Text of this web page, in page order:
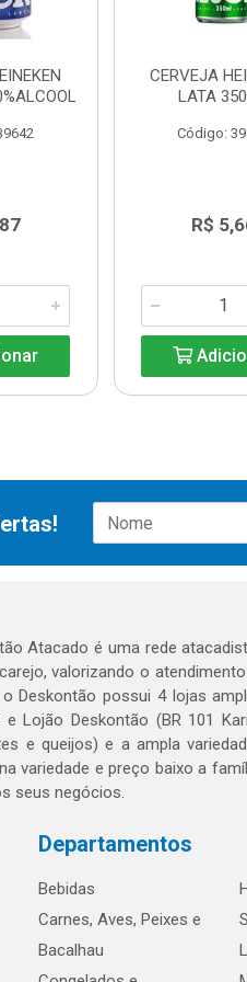
CERVEJA
LATA
Código:
R$
Atacado é uma rede
valorizando o
Deskontão possui 4 lojas
e Lojão Deskontão (BR 101
e queijos) e a ampla
variedade e preço baixo a
seus negócios.
Departamentos
Bebidas
Carnes, Aves, Peixes e
Bacalhau